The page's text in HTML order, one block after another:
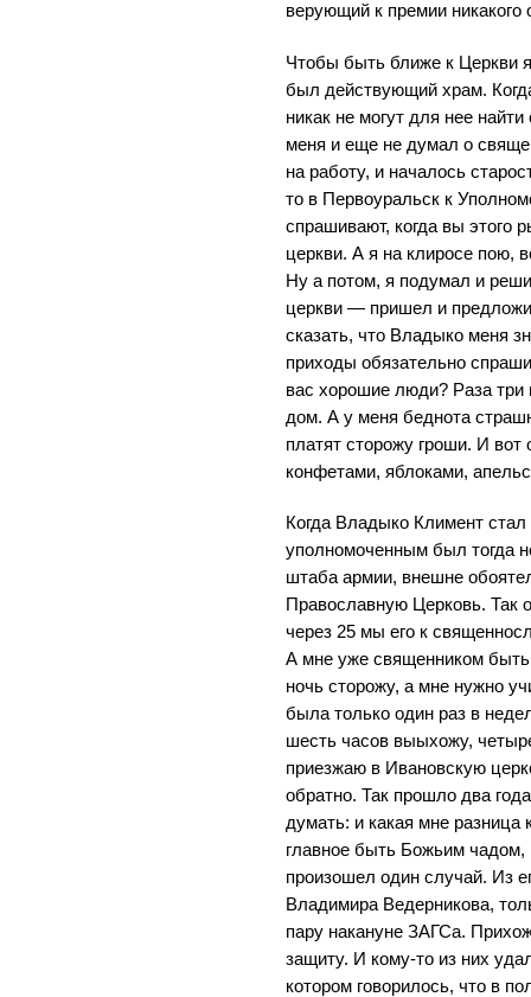
верующий к премии никакого
Чтобы быть ближе к Церкви
был действующий храм.
никак не могут для нее
меня и еще не думал о
на работу, и началось
то в Первоуральск к
спрашивают, когда вы этого
церкви. А я на клиросе пою,
Ну а потом, я подумал и
церкви — пришел и
сказать, что Владыко меня
приходы обязательно
вас хорошие люди? Раза три
дом. А у меня беднота
платят сторожу гроши. И вот
конфетами, яблоками,
Когда Владыко Климент
уполномоченным был тогда
штаба армии, внешне
Православную Церковь. Так
через 25 мы его к
А мне уже священником
ночь сторожу, а мне нужно
была только один раз в
шесть часов выыхожу,
приезжаю в Ивановскую
обратно. Так прошло два
думать: и какая мне
главное быть Божьим чадом,
произошел один случай. Из
Владимира Ведерникова,
пару накануне ЗАГСа.
защиту. И кому-то из них
котором говорилось, что в